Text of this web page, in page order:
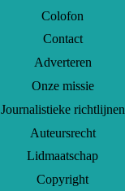
Colofon
Contact
Adverteren
Onze missie
Journalistieke richtlijnen
Auteursrecht
Lidmaatschap
Copyright